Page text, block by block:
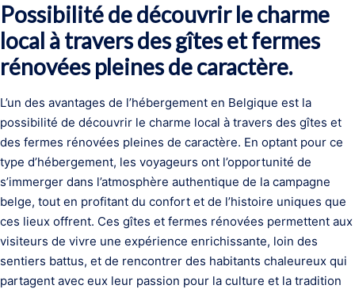
Possibilité de découvrir le charme
local à travers des gîtes et fermes
rénovées pleines de caractère.
L’un des avantages de l’hébergement en Belgique est la
possibilité de découvrir le charme local à travers des gîtes et
des fermes rénovées pleines de caractère. En optant pour ce
type d’hébergement, les voyageurs ont l’opportunité de
s’immerger dans l’atmosphère authentique de la campagne
belge, tout en profitant du confort et de l’histoire uniques que
ces lieux offrent. Ces gîtes et fermes rénovées permettent aux
visiteurs de vivre une expérience enrichissante, loin des
sentiers battus, et de rencontrer des habitants chaleureux qui
partagent avec eux leur passion pour la culture et la tradition